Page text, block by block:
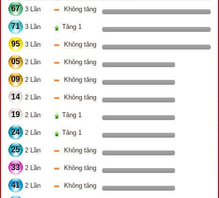
67 3 Lần Không tăng
71 3 Lần Tăng 1
95 3 Lần Không tăng
05 2 Lần Không tăng
09 2 Lần Không tăng
14 2 Lần Không tăng
19 2 Lần Tăng 1
24 2 Lần Tăng 1
25 2 Lần Không tăng
33 2 Lần Không tăng
41 2 Lần Không tăng